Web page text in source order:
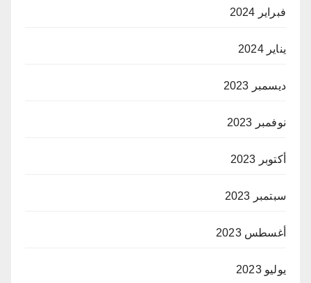
فبراير 2024
يناير 2024
ديسمبر 2023
نوفمبر 2023
أكتوبر 2023
سبتمبر 2023
أغسطس 2023
يوليو 2023